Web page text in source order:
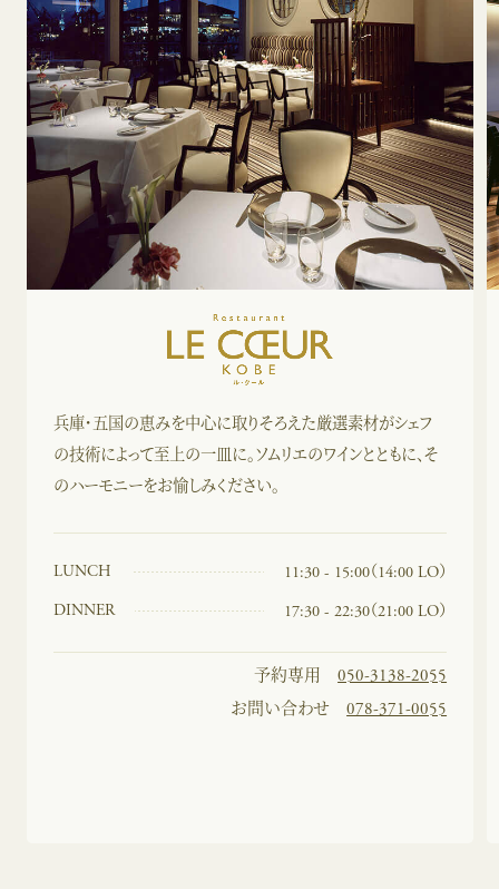
兵庫・五国の恵みを中心に取りそろえた厳選素材がシェフ
の技術によって至上の一皿に。ソムリエのワインとともに、そ
のハーモニーをお愉しみください。
LUNCH
11:30 - 15:00（14:00 LO）
DINNER
17:30 - 22:30（21:00 LO）
予約専用050-3138-2055
お問い合わせ078-371-0055